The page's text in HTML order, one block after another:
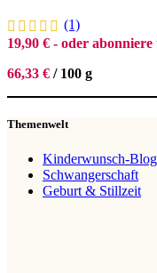
(1)
19,90 € - oder abonniere
66,33 € / 100 g
Themenwelt
Kinderwunsch-Blog
Schwangerschaft
Geburt & Stillzeit